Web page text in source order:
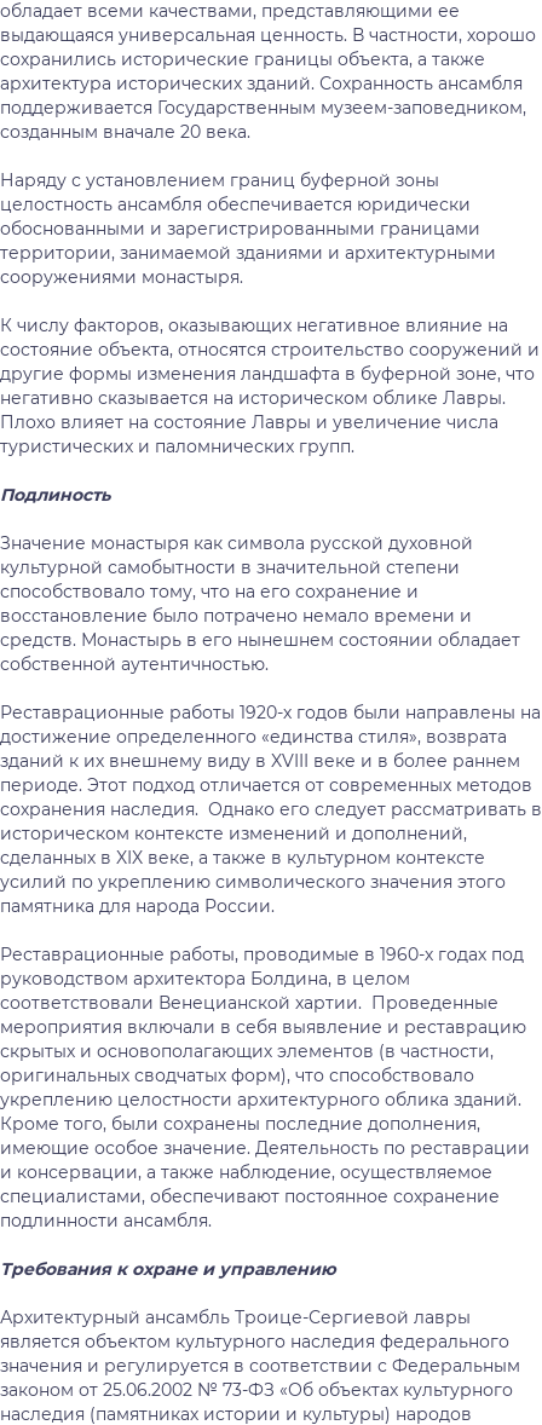
обладает всеми качествами, представляющими ее
выдающаяся универсальная ценность. В частности, хорошо
сохранились исторические границы объекта, а также
архитектура исторических зданий. Сохранность ансамбля
поддерживается Государственным музеем-заповедником,
созданным вначале 20 века.
Наряду с установлением границ буферной зоны
целостность ансамбля обеспечивается юридически
обоснованными и зарегистрированными границами
территории, занимаемой зданиями и архитектурными
сооружениями монастыря.
К числу факторов, оказывающих негативное влияние на
состояние объекта, относятся строительство сооружений и
другие формы изменения ландшафта в буферной зоне, что
негативно сказывается на историческом облике Лавры.
Плохо влияет на состояние Лавры и увеличение числа
туристических и паломнических групп.
Подлиность
Значение монастыря как символа русской духовной
культурной самобытности в значительной степени
способствовало тому, что на его сохранение и
восстановление было потрачено немало времени и
средств. Монастырь в его нынешнем состоянии обладает
собственной аутентичностью.
Реставрационные работы 1920-х годов были направлены на
достижение определенного «единства стиля», возврата
зданий к их внешнему виду в XVIII веке и в более раннем
периоде. Этот подход отличается от современных методов
сохранения наследия. Однако его следует рассматривать в
историческом контексте изменений и дополнений,
сделанных в XIX веке, а также в культурном контексте
усилий по укреплению символического значения этого
памятника для народа России.
Реставрационные работы, проводимые в 1960-х годах под
руководством архитектора Болдина, в целом
соответствовали Венецианской хартии. Проведенные
мероприятия включали в себя выявление и реставрацию
скрытых и основополагающих элементов (в частности,
оригинальных сводчатых форм), что способствовало
укреплению целостности архитектурного облика зданий.
Кроме того, были сохранены последние дополнения,
имеющие особое значение. Деятельность по реставрации
и консервации, а также наблюдение, осуществляемое
специалистами, обеспечивают постоянное сохранение
подлинности ансамбля.
Требования к охране и управлению
Архитектурный ансамбль Троице-Сергиевой лавры
является объектом культурного наследия федерального
значения и регулируется в соответствии с Федеральным
законом от 25.06.2002 № 73-ФЗ «Об объектах культурного
наследия (памятниках истории и культуры) народов